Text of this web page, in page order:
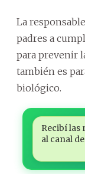
La
padres a
para prevenir
también es
biológico.
Recibí las
al canal